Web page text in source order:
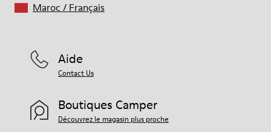
Aide
Contact Us
Boutiques Camper
Découvrez le magasin plus proche
Maroc / Français